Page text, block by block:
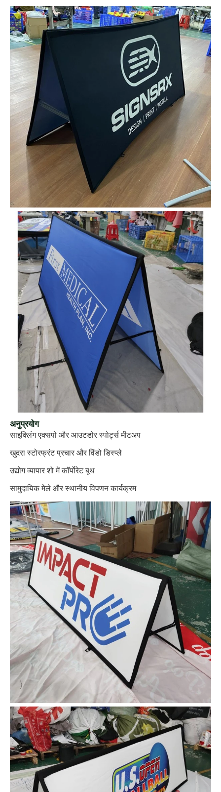
अनुप्रयोग
साइक्लिंग एक्सपो और आउटडोर स्पोर्ट्स मीटअप
खुदरा स्टोरफ्रंट प्रचार और विंडो डिस्प्ले
उद्योग व्यापार शो में कॉर्पोरेट बूथ
सामुदायिक मेले और स्थानीय विपणन कार्यक्रम